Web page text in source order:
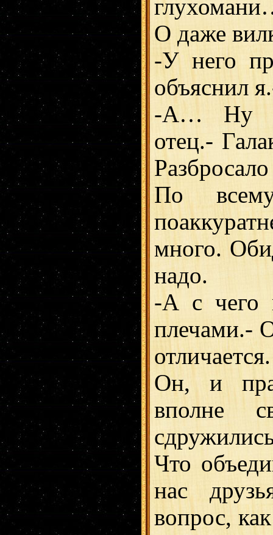
О даже
-У него
объяснил
-А… Ну
отец.-
По
много.
надо.
-А с чего
плечами.-
Он, и
вполне
Что
нас
вопрос,